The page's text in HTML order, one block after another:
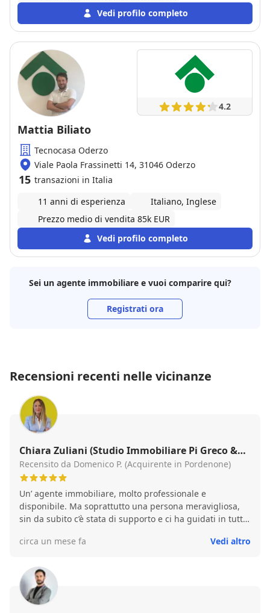
Vedi profilo completo
4.2
Mattia Biliato
Tecnocasa Oderzo
Viale Paola Frassinetti 14, 31046 Oderzo
15 transazioni in Italia
11 anni di esperienza
Italiano, Inglese
Prezzo medio di vendita 85k EUR
Vedi profilo completo
Sei un agente immobiliare e vuoi comparire qui?
Registrati ora
Recensioni recenti nelle vicinanze
Chiara Zuliani (Studio Immobiliare Pi Greco &
Partners SRL)
Recensito da Domenico P. (Acquirente in Pordenone)
Un’ agente immobiliare, molto professionale e
disponibile. Ma soprattutto una persona meravigliosa,
sin da subito c’è stata di supporto e ci ha guidati in tutto
infinitamente Domenico e Annalisa!
circa un mese fa Vedi altro